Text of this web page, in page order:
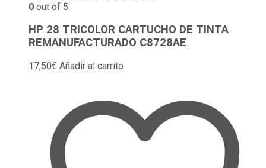
0 out of 5
HP 28 TRICOLOR CARTUCHO DE TINTA
REMANUFACTURADO C8728AE
17,50€ Añadir al carrito